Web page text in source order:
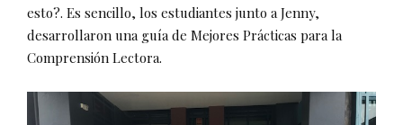
esto?. Es sencillo, los estudiantes junto a Jenny,
desarrollaron una guía de Mejores Prácticas para la
Comprensión Lectora.